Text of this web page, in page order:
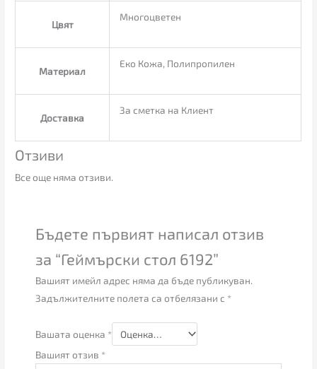
Цвят
Многоцветен
Материал
Еко Кожа, Полипропилен
Доставка
За сметка на Клиент
Отзиви
Все още няма отзиви.
Бъдете първият написал отзив
за “Геймърски стол 6192”
Вашият имейл адрес няма да бъде публикуван.
Задължителните полета са отбелязани с *
Вашата оценка *
Вашият отзив *